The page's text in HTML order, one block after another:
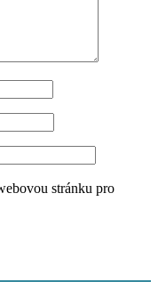
stránku pro